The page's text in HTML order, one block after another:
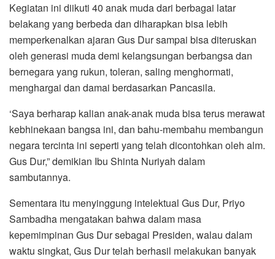
Kegiatan ini diikuti 40 anak muda dari berbagai latar
belakang yang berbeda dan diharapkan bisa lebih
memperkenalkan ajaran Gus Dur sampai bisa diteruskan
oleh generasi muda demi kelangsungan berbangsa dan
bernegara yang rukun, toleran, saling menghormati,
menghargai dan damai berdasarkan Pancasila.
‘Saya berharap kalian anak-anak muda bisa terus merawat
kebhinekaan bangsa ini, dan bahu-membahu membangun
negara tercinta ini seperti yang telah dicontohkan oleh alm.
Gus Dur,” demikian Ibu Shinta Nuriyah dalam
sambutannya.
Sementara itu menyinggung intelektual Gus Dur, Priyo
Sambadha mengatakan bahwa dalam masa
kepemimpinan Gus Dur sebagai Presiden, walau dalam
waktu singkat, Gus Dur telah berhasil melakukan banyak